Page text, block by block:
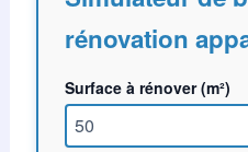
rénovation
C
Surface à rénover (m²)